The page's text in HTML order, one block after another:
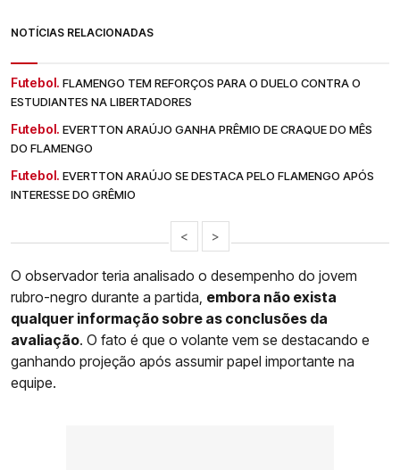
NOTÍCIAS RELACIONADAS
Futebol. FLAMENGO TEM REFORÇOS PARA O DUELO CONTRA O
ESTUDIANTES NA LIBERTADORES
Futebol. EVERTTON ARAÚJO GANHA PRÊMIO DE CRAQUE DO MÊS
DO FLAMENGO
Futebol. EVERTTON ARAÚJO SE DESTACA PELO FLAMENGO APÓS
INTERESSE DO GRÊMIO
< >
O observador teria analisado o desempenho do jovem
rubro-negro durante a partida, embora não exista
qualquer informação sobre as conclusões da
avaliação. O fato é que o volante vem se destacando e
ganhando projeção após assumir papel importante na
equipe.